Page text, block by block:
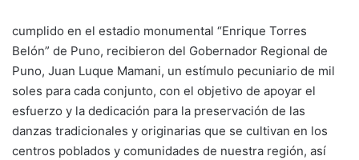
cumplido en el estadio monumental “Enrique Torres
Belón” de Puno, recibieron del Gobernador Regional de
Puno, Juan Luque Mamani, un estímulo pecuniario de mil
soles para cada conjunto, con el objetivo de apoyar el
esfuerzo y la dedicación para la preservación de las
danzas tradicionales y originarias que se cultivan en los
centros poblados y comunidades de nuestra región, así